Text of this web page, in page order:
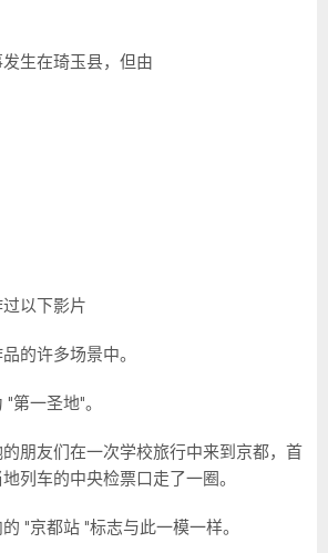
生在琦玉县，但由
以下影片
的许多场景中。
第一圣地"。
朋友们在一次学校旅行中来到京都，首
列车的中央检票口走了一圈。
"京都站 "标志与此一模一样。